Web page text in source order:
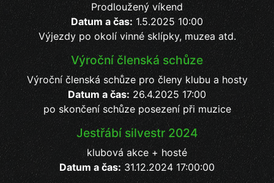
Prodloužený víkend
Datum a čas:1.5.2025 10:00
Výjezdy po okolí vinné sklípky, muzea atd.
Výroční členská schůze
Výroční členská schůze pro členy klubu a hosty
Datum a čas: 26.4.2025 17:00
po skončení schůze posezení při muzice
Jestřábí silvestr 2024
klubová akce + hosté
Datum a čas:31.12.2024 17:00:00